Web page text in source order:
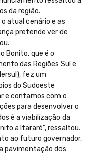
da região.
atual cenário e as
pretende ver de
Bonito, que é o
das Regiões Sul e
fez um
do Sudoeste
e contamos com o
para desenvolver o
é a viabilização da
a Itararé”, ressaltou.
ao futuro governador,
pavimentação dos